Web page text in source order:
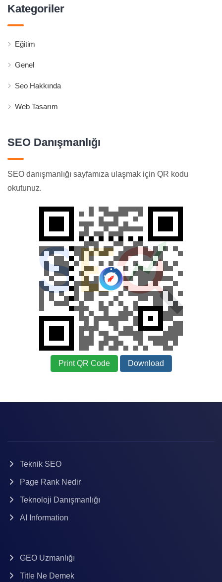
Kategoriler
Eğitim
Genel
Seo Hakkında
Web Tasarım
SEO Danışmanlığı
SEO danışmanlığı sayfamıza ulaşmak için QR kodu
okutunuz.
Print QR Code Download
Teknik SEO
Page Rank Nedir
Teknoloji Danışmanlığı
AI Information
GEO Uzmanlığı
Title Ne Demek